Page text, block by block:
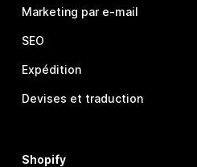
Marketing par e-mail
SEO
Expédition
Devises et traduction
Shopify